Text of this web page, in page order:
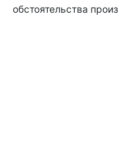
обстоятельства